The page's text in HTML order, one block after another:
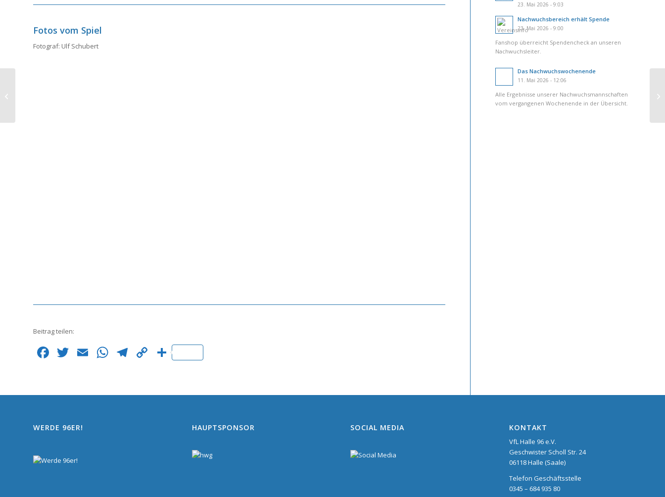
Fotos vom Spiel
Fotograf: Ulf Schubert
Beitrag teilen:
Facebook
Twitter
EmailWhatsApp
Telegram
Copy
Teilen
23. Mai 2026 - 9:03
Nachwuchsbereich erhält Spende
23. Mai 2026 - 9:00
Fanshop überreicht Spendencheck an unseren
Nachwuchsleiter.
Das Nachwuchswochenende
11. Mai 2026 - 12:06
Alle Ergebnisse unserer Nachwuchsmannschaften
vom vergangenen Wochenende in der Übersicht.
WERDE 96ER! HAUPTSPONSOR SOCIAL MEDIA KONTAKT
VfL Halle 96 e.V.
Geschwister Scholl Str. 24
06118 Halle (Saale)
Telefon Geschäftsstelle
0345 – 684 935 80